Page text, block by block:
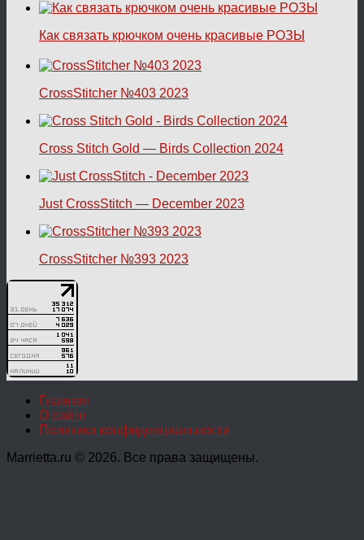
Как связать крючком очень красивые РОЗЫ
CrossStitcher №403 2023
Cross Stitch Gold — Birds Collection 2024
Just CrossStitch — December 2023
CrossStitcher №393 2023
Главная
О сайте
Политика конфиденциальности
Marrietta.ru © 2026. Все права защищены.